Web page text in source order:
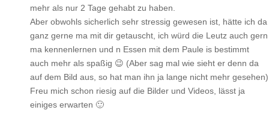
mehr als nur 2 Tage gehabt zu haben.
Aber obwohls sicherlich sehr stressig gewesen ist, hätte ich da
ganz gerne ma mit dir getauscht, ich würd die Leutz auch gern
ma kennenlernen und n Essen mit dem Paule is bestimmt
auch mehr als spaßig 😉 (Aber sag mal wie sieht er denn da
auf dem Bild aus, so hat man ihn ja lange nicht mehr gesehen)
Freu mich schon riesig auf die Bilder und Videos, lässt ja
einiges erwarten 🙂